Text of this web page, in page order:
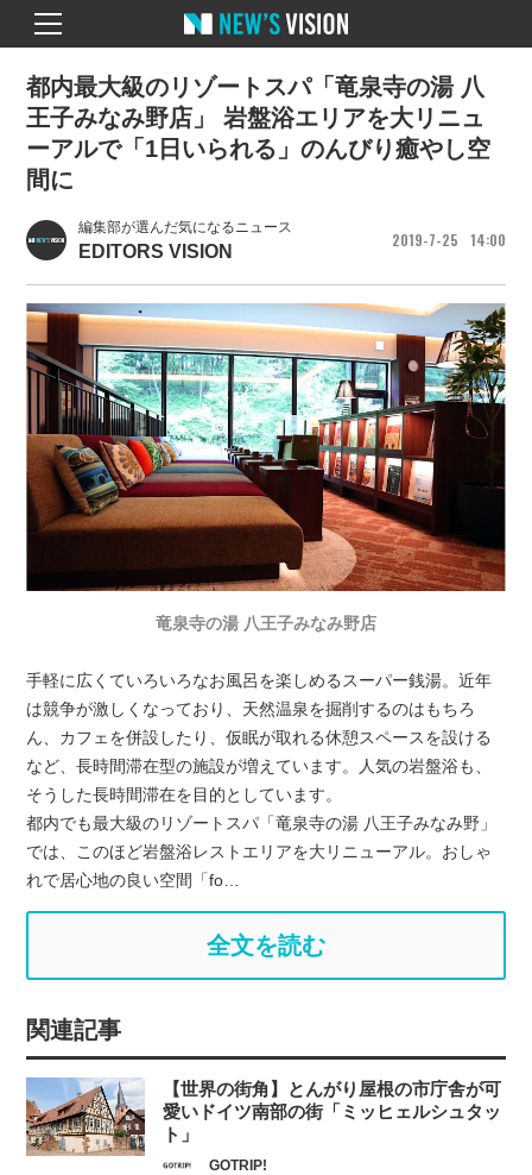
編集部が選んだ気になるニュース
EDITORS VISION
2019 7 25 14 00
都内最大級のリゾートスパ「竜泉寺の湯 八
王子みなみ野店」 岩盤浴エリアを大リニュ
ーアルで「1日いられる」のんびり癒やし空
間に
竜泉寺の湯 八王子みなみ野店
手軽に広くていろいろなお風呂を楽しめるスーパー銭湯。近年
は競争が激しくなっており、天然温泉を掘削するのはもちろ
ん、カフェを併設したり、仮眠が取れる休憩スペースを設ける
など、長時間滞在型の施設が増えています。人気の岩盤浴も、
そうした長時間滞在を目的としています。
都内でも最大級のリゾートスパ「竜泉寺の湯 八王子みなみ野」
では、このほど岩盤浴レストエリアを大リニューアル。おしゃ
れで居心地の良い空間「fo…
全文を読む
関連記事
【世界の街角】とんがり屋根の市庁舎が可
愛いドイツ南部の街「ミッヒェルシュタッ
ト」
GOTRIP!